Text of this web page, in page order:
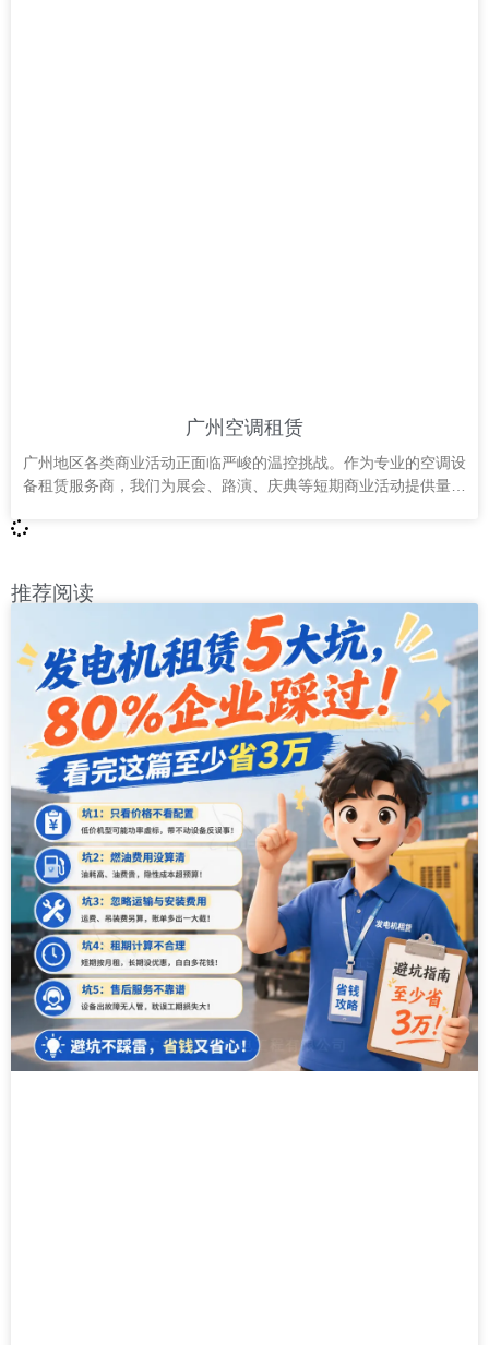
广州空调租赁
广州地区各类商业活动正面临严峻的温控挑战。作为专业的空调设
备租赁服务商，我们为展会、路演、庆典等短期商业活动提供量身
推荐阅读